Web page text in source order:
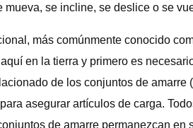
mueva, se incline, se deslice o se
más comúnmente conocido
en la tierra y primero es
de los conjuntos de
asegurar artículos de carga.
de amarre permanezcan en